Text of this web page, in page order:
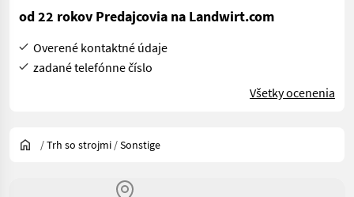
od 22 rokov Predajcovia na Landwirt.com
Overené kontaktné údaje
zadané telefónne číslo
Všetky ocenenia
/Trh so strojmi /Sonstige